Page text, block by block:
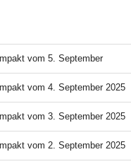
vom 5. September
vom 4. September 2025
vom 3. September 2025
vom 2. September 2025